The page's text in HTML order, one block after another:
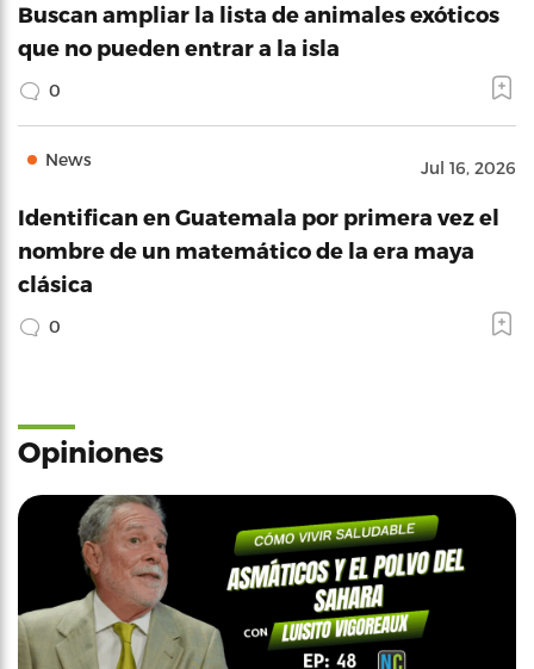
Buscan ampliar la lista de animales exóticos
que no pueden entrar a la isla
0
News Jul 16, 2026
Identifican en Guatemala por primera vez el
nombre de un matemático de la era maya
clásica
0
Opiniones